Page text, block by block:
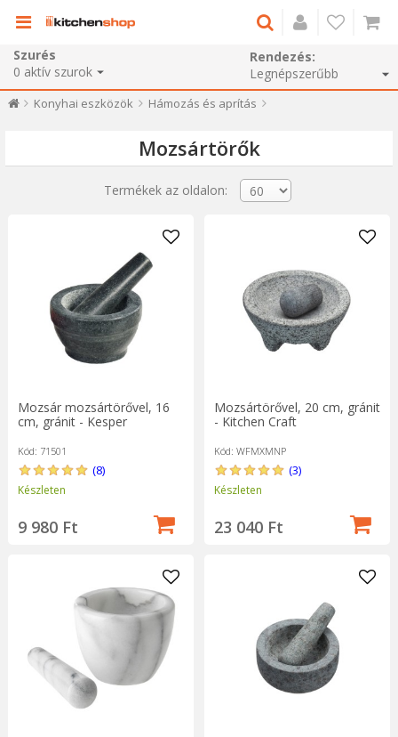
Szurés
0 aktív szurok
Rendezés:
Konyhai eszközök Hámozás és aprítás
Mozsártörők
Termékek az oldalon:
Mozsár mozsártörővel, 16
cm, gránit - Kesper
Kód: 71501
(8)
Készleten
9 980 Ft
Mozsártörővel, 20 cm, gránit
- Kitchen Craft
Kód: WFMXMNP
(3)
Készleten
23 040 Ft